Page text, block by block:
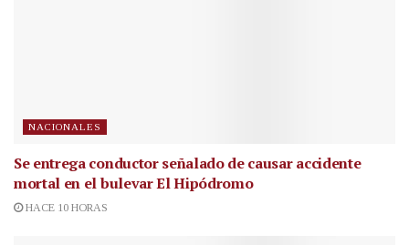
NACIONALES
Se entrega conductor señalado de causar accidente
mortal en el bulevar El Hipódromo
HACE 10 HORAS